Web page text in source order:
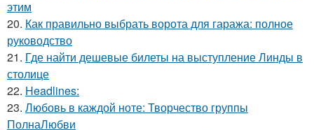
этим
20. Как правильно выбрать ворота для гаража: полное
руководство
21. Где найти дешевые билеты на выступление Линды в
столице
22. Headlines:
23. Любовь в каждой ноте: Творчество группы
ПолнаЛюбви